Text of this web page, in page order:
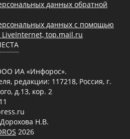
данных обратной
данных с помощью
LiveInternet, top.mail.ru
ИА «Инфорос».
редакции: 117218, Россия, г.
д.13, кор. 2
Н.В.
2026